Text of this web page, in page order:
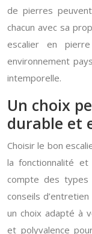
de pierres
chacun avec sa
escalier en pierre
environnement
intemporelle.
Un choix
durable et
Choisir le bon
la fonctionnalité
compte des types
conseils
un choix adapté à
et polyvalence